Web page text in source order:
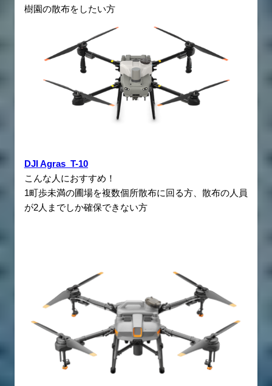
樹園の散布をしたい方
DJI Agras T-10
こんな人におすすめ！
1町歩未満の圃場を複数個所散布に回る方、散布の人員
が2人までしか確保できない方